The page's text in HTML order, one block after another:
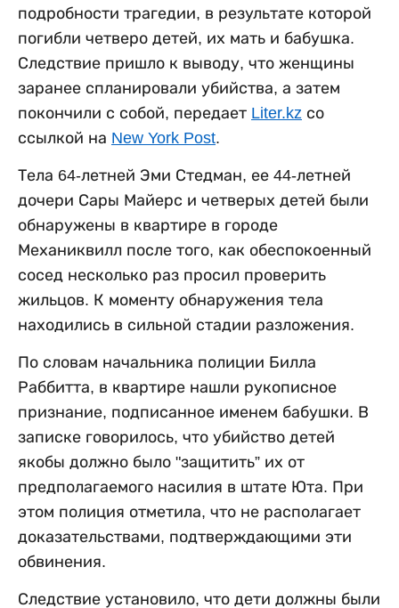
подробности трагедии, в результате которой
погибли четверо детей, их мать и бабушка.
Следствие пришло к выводу, что женщины
заранее спланировали убийства, а затем
покончили с собой, передает Liter.kz со
ссылкой на New York Post.
Тела 64-летней Эми Стедман, ее 44-летней
дочери Сары Майерс и четверых детей были
обнаружены в квартире в городе
Механиквилл после того, как обеспокоенный
сосед несколько раз просил проверить
жильцов. К моменту обнаружения тела
находились в сильной стадии разложения.
По словам начальника полиции Билла
Раббитта, в квартире нашли рукописное
признание, подписанное именем бабушки. В
записке говорилось, что убийство детей
якобы должно было "защитить” их от
предполагаемого насилия в штате Юта. При
этом полиция отметила, что не располагает
доказательствами, подтверждающими эти
обвинения.
Следствие установило, что дети должны были